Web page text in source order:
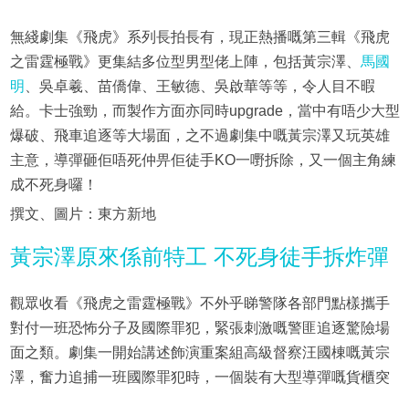
無綫劇集《飛虎》系列長拍長有，現正熱播嘅第三輯《飛虎
之雷霆極戰》更集結多位型男型佬上陣，包括黃宗澤、 馬國
明 、吳卓羲、苗僑偉、王敏德、吳啟華等等，令人目不暇
給。卡士強勁，而製作方面亦同時upgrade，當中有唔少大型
爆破、飛車追逐等大場面，之不過劇集中嘅黃宗澤又玩英雄
主意，導彈砸佢唔死仲畀佢徒手KO一嘢拆除，又一個主角練
成不死身囉！
撰文、圖片：東方新地
黃宗澤原來係前特工 不死身徒手拆炸彈
觀眾收看《飛虎之雷霆極戰》不外乎睇警隊各部門點樣攜手
對付一班恐怖分子及國際罪犯，緊張刺激嘅警匪追逐驚險場
面之類。劇集一開始講述飾演重案組高級督察汪國棟嘅黃宗
澤，奮力追捕一班國際罪犯時，一個裝有大型導彈嘅貨櫃突